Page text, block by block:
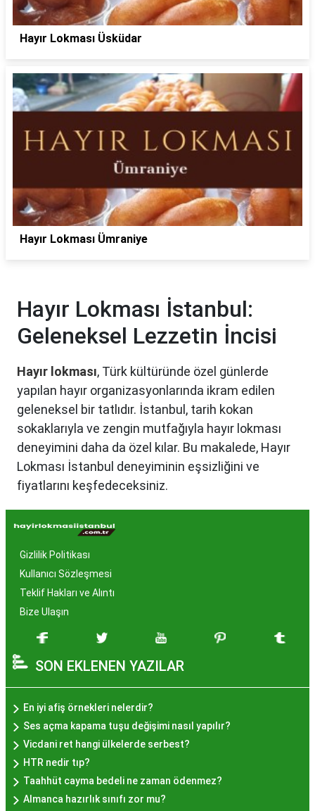
Hayır Lokması Üsküdar
Hayır Lokması Ümraniye
Hayır Lokması İstanbul:
Geleneksel Lezzetin İncisi
Hayır lokması, Türk kültüründe özel günlerde
yapılan hayır organizasyonlarında ikram edilen
geleneksel bir tatlıdır. İstanbul, tarih kokan
sokaklarıyla ve zengin mutfağıyla hayır lokması
deneyimini daha da özel kılar. Bu makalede, Hayır
Lokması İstanbul deneyiminin eşsizliğini ve
fiyatlarını keşfedeceksiniz.
Hayır Lokması İstanbul'da
Neden Popüler?
İstanbul, tarih ve kültür mirasıyla öne çıkan bir
şehir olmasıyla birlikte, geleneksel lezzetlerle de
zenginleşmiştir. Hayır lokması, özel günlerde
hazırlanan ve lezzetiyle damaklarda unutulmaz
izler bırakan bir tatlıdır. İstanbul'da popüler
olmasının arkasında bu eşsiz lezzetin herkesi
cezbetmesi ve geleneksel dokunuşlarla
hazırlanması yatmaktadır.
Hayır Lokması İstanbul'da
Nerede Bulunur?
Gizlilik Politikası
Kullanıcı Sözleşmesi
Teklif Hakları ve Alıntı
Bize Ulaşın
SON EKLENEN YAZILAR
En iyi afiş örnekleri nelerdir?
Ses açma kapama tuşu değişimi nasıl yapılır?
Vicdani ret hangi ülkelerde serbest?
HTR nedir tıp?
Taahhüt cayma bedeli ne zaman ödenmez?
Almanca hazırlık sınıfı zor mu?